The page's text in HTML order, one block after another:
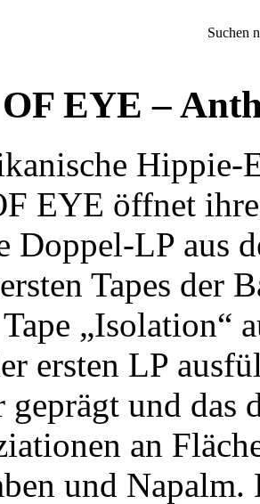
Suchen
EYE –
EYE öffnet
Doppel-LP aus
Tapes der
„Isolation“
ersten LP
geprägt und
an
und